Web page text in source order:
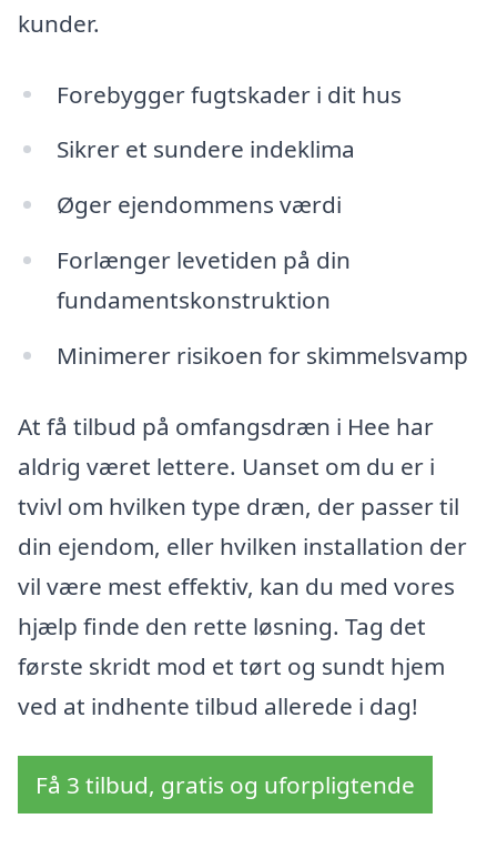
kunder.
Forebygger fugtskader i dit hus
Sikrer et sundere indeklima
Øger ejendommens værdi
Forlænger levetiden på din
fundamentskonstruktion
Minimerer risikoen for skimmelsvamp
At få tilbud på omfangsdræn i Hee har
aldrig været lettere. Uanset om du er i
tvivl om hvilken type dræn, der passer til
din ejendom, eller hvilken installation der
vil være mest effektiv, kan du med vores
hjælp finde den rette løsning. Tag det
første skridt mod et tørt og sundt hjem
ved at indhente tilbud allerede i dag!
Få 3 tilbud, gratis og uforpligtende